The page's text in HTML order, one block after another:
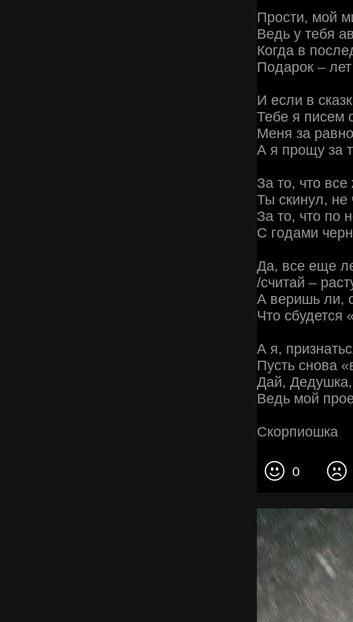
Прости, мой
Ведь у тебя
Когда в
Подарок –
И если в
Тебе я писем
Меня за
А я прощу за
За то, что
Ты скинул, не
За то, что по
С годами
Да, все еще
/считай –
А веришь ли,
Что сбудется
А я,
Пусть снова
Дай, Дедушка,
Ведь мой
Скорпиошка
0